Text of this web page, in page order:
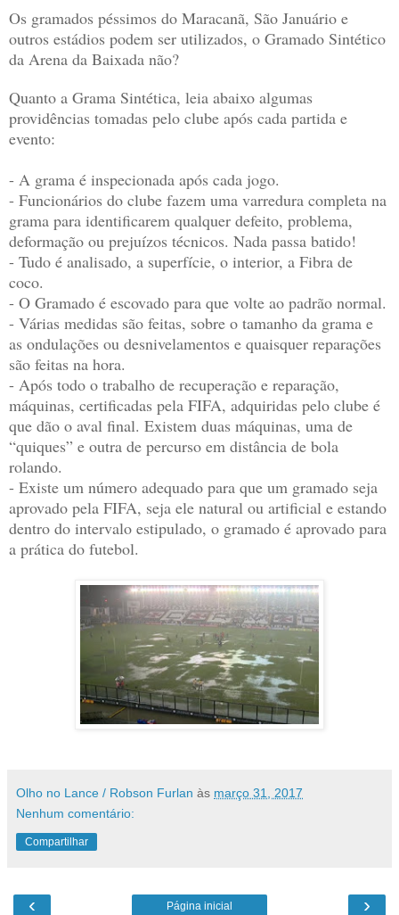
Os gramados péssimos do Maracanã, São Januário e
outros estádios podem ser utilizados, o Gramado Sintético
da Arena da Baixada não?
Quanto a Grama Sintética, leia abaixo algumas
providências tomadas pelo clube após cada partida e
evento:
- A grama é inspecionada após cada jogo.
- Funcionários do clube fazem uma varredura completa na
grama para identificarem qualquer defeito, problema,
deformação ou prejuízos técnicos. Nada passa batido!
- Tudo é analisado, a superfície, o interior, a Fibra de
coco.
- O Gramado é escovado para que volte ao padrão normal.
- Várias medidas são feitas, sobre o tamanho da grama e
as ondulações ou desnivelamentos e quaisquer reparações
são feitas na hora.
- Após todo o trabalho de recuperação e reparação,
máquinas, certificadas pela FIFA, adquiridas pelo clube é
que dão o aval final. Existem duas máquinas, uma de
“quiques” e outra de percurso em distância de bola
rolando.
- Existe um número adequado para que um gramado seja
aprovado pela FIFA, seja ele natural ou artificial e estando
dentro do intervalo estipulado, o gramado é aprovado para
a prática do futebol.
Olho no Lance / Robson Furlan às março 31, 2017
Nenhum comentário:
Compartilhar
‹ ›
Página inicial